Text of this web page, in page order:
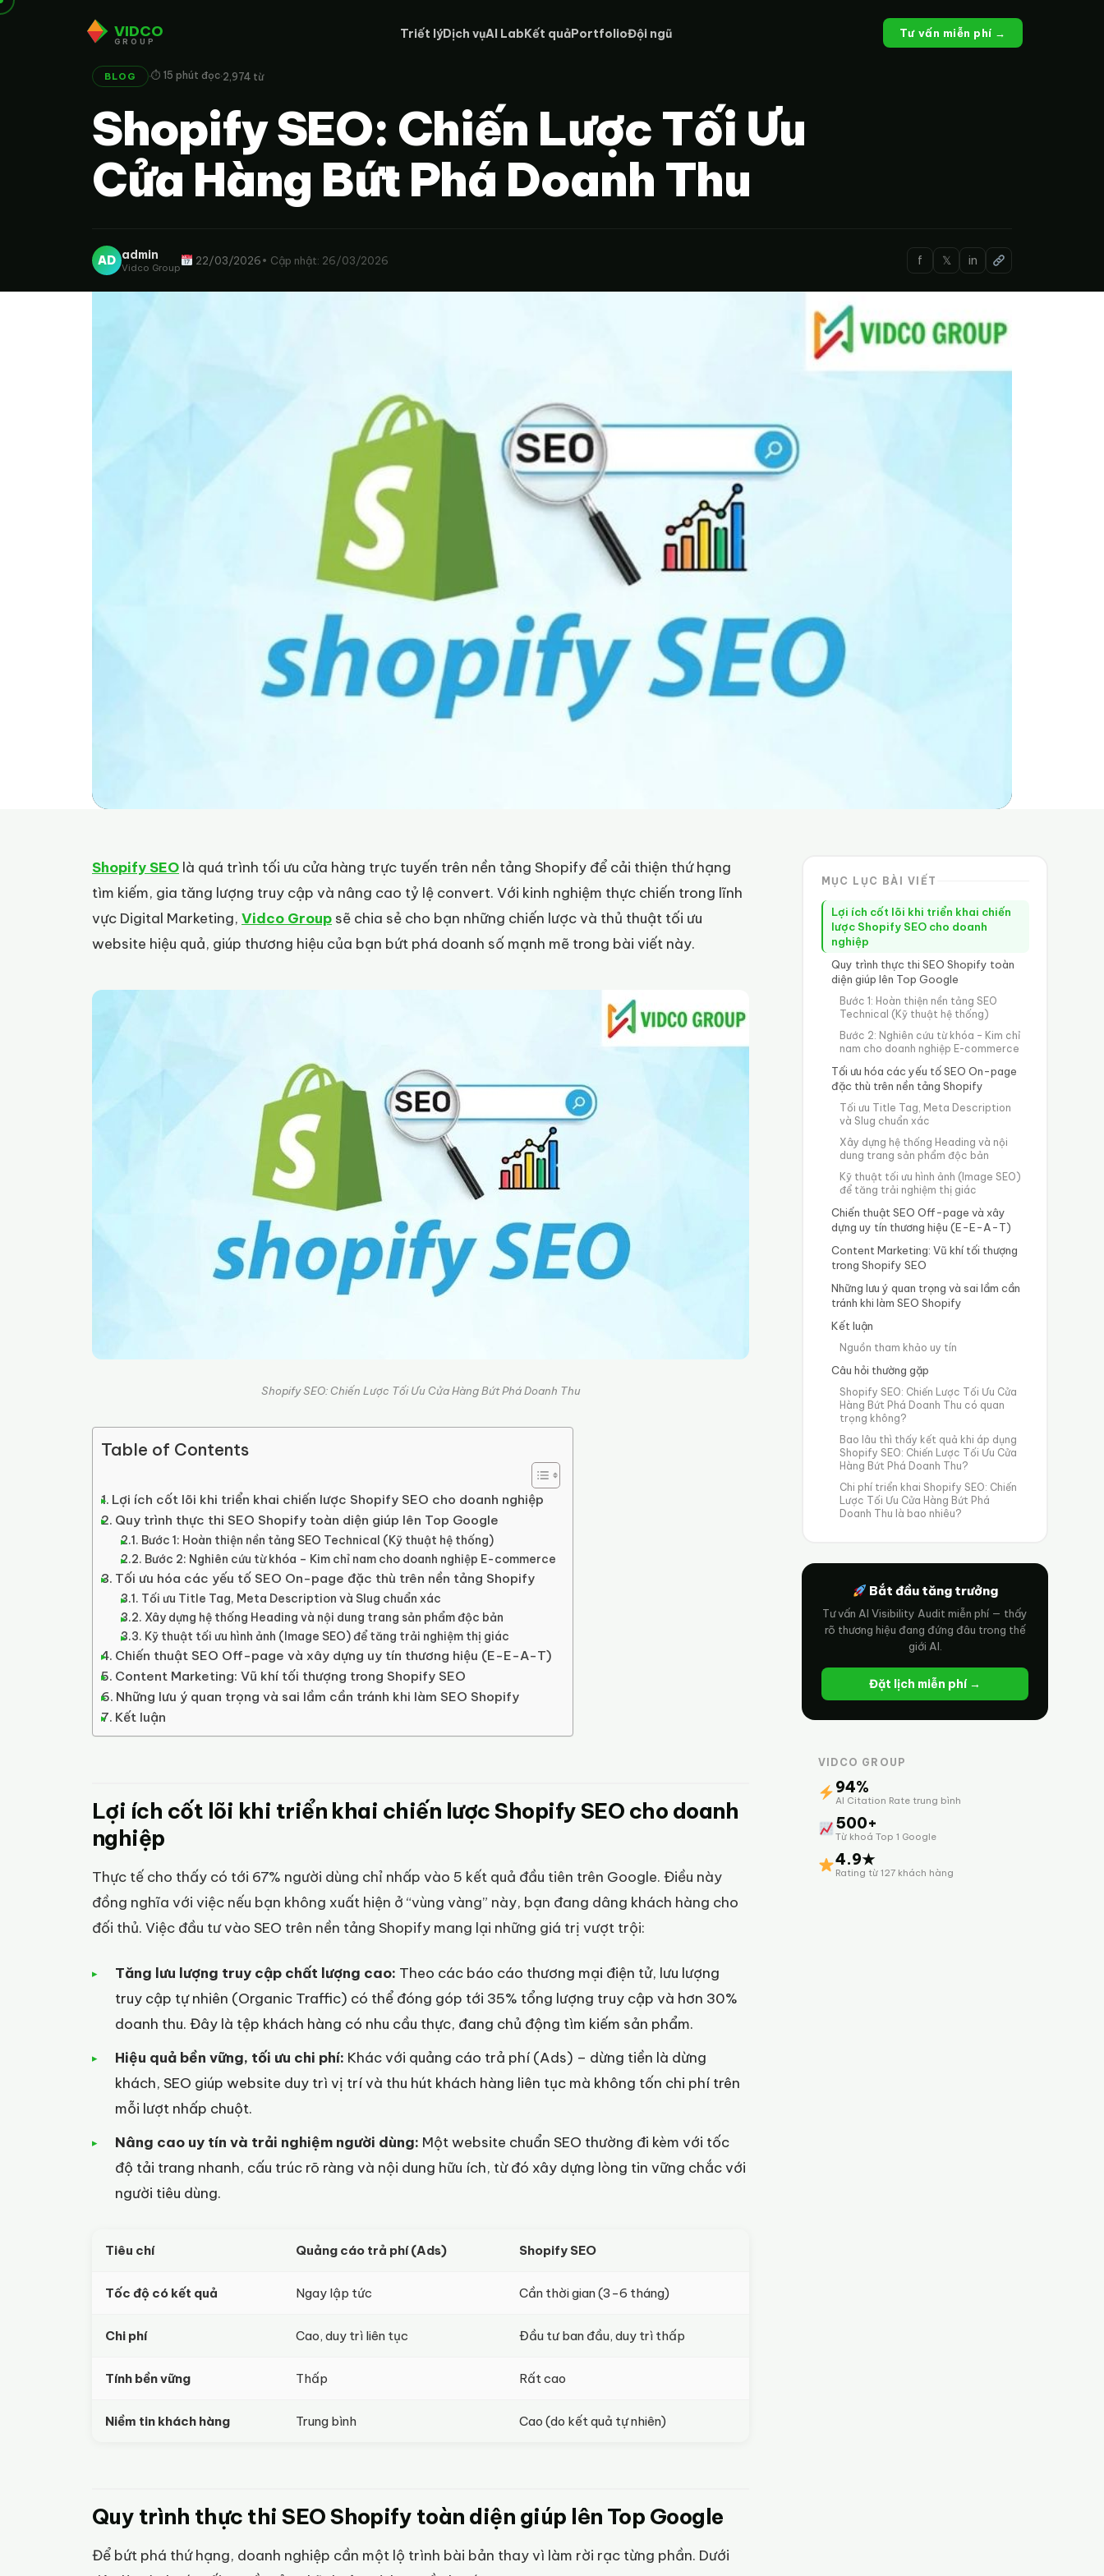
VIDCO
GROUP
Triết lýDịch vụAI LabKết quảPortfolioĐội ngũ Tư vấn miễn phí →
BLOG ·⏱ 15 phút đọc·2,974 từ
Shopify SEO: Chiến Lược Tối Ưu
Cửa Hàng Bứt Phá Doanh Thu
AD admin
Vidco Group
22/03/2026• Cập nhật: 26/03/2026 f 𝕏 in
Shopify SEO là quá trình tối ưu cửa hàng trực tuyến trên nền tảng Shopify để cải thiện thứ hạng
tìm kiếm, gia tăng lượng truy cập và nâng cao tỷ lệ convert. Với kinh nghiệm thực chiến trong lĩnh
vực Digital Marketing, Vidco Group sẽ chia sẻ cho bạn những chiến lược và thủ thuật tối ưu
website hiệu quả, giúp thương hiệu của bạn bứt phá doanh số mạnh mẽ trong bài viết này.
Shopify SEO: Chiến Lược Tối Ưu Cửa Hàng Bứt Phá Doanh Thu
Table of Contents
Lợi ích cốt lõi khi triển khai chiến lược Shopify SEO cho doanh nghiệp
Quy trình thực thi SEO Shopify toàn diện giúp lên Top Google
Bước 1: Hoàn thiện nền tảng SEO Technical (Kỹ thuật hệ thống)
Bước 2: Nghiên cứu từ khóa – Kim chỉ nam cho doanh nghiệp E-commerce
Tối ưu hóa các yếu tố SEO On-page đặc thù trên nền tảng Shopify
Tối ưu Title Tag, Meta Description và Slug chuẩn xác
Xây dựng hệ thống Heading và nội dung trang sản phẩm độc bản
Kỹ thuật tối ưu hình ảnh (Image SEO) để tăng trải nghiệm thị giác
Chiến thuật SEO Off-page và xây dựng uy tín thương hiệu (E-E-A-T)
Content Marketing: Vũ khí tối thượng trong Shopify SEO
Những lưu ý quan trọng và sai lầm cần tránh khi làm SEO Shopify
Kết luận
Lợi ích cốt lõi khi triển khai chiến lược Shopify SEO cho doanh
nghiệp
Thực tế cho thấy có tới 67% người dùng chỉ nhấp vào 5 kết quả đầu tiên trên Google. Điều này
đồng nghĩa với việc nếu bạn không xuất hiện ở “vùng vàng” này, bạn đang dâng khách hàng cho
đối thủ. Việc đầu tư vào SEO trên nền tảng Shopify mang lại những giá trị vượt trội:
Tăng lưu lượng truy cập chất lượng cao: Theo các báo cáo thương mại điện tử, lưu lượng
truy cập tự nhiên (Organic Traffic) có thể đóng góp tới 35% tổng lượng truy cập và hơn 30%
doanh thu. Đây là tệp khách hàng có nhu cầu thực, đang chủ động tìm kiếm sản phẩm.
Hiệu quả bền vững, tối ưu chi phí: Khác với quảng cáo trả phí (Ads) – dừng tiền là dừng
khách, SEO giúp website duy trì vị trí và thu hút khách hàng liên tục mà không tốn chi phí trên
mỗi lượt nhấp chuột.
Nâng cao uy tín và trải nghiệm người dùng: Một website chuẩn SEO thường đi kèm với tốc
độ tải trang nhanh, cấu trúc rõ ràng và nội dung hữu ích, từ đó xây dựng lòng tin vững chắc với
người tiêu dùng.
Tiêu chí Quảng cáo trả phí (Ads) Shopify SEO
Tốc độ có kết quả Ngay lập tức Cần thời gian (3-6 tháng)
Chi phí Cao, duy trì liên tục Đầu tư ban đầu, duy trì thấp
Tính bền vững Thấp Rất cao
Niềm tin khách hàng Trung bình Cao (do kết quả tự nhiên)
Quy trình thực thi SEO Shopify toàn diện giúp lên Top Google
Để bứt phá thứ hạng, doanh nghiệp cần một lộ trình bài bản thay vì làm rời rạc từng phần. Dưới
MỤC LỤC BÀI VIẾT
Lợi ích cốt lõi khi triển khai chiến
lược Shopify SEO cho doanh
nghiệp
Quy trình thực thi SEO Shopify toàn
diện giúp lên Top Google
Bước 1: Hoàn thiện nền tảng SEO
Technical (Kỹ thuật hệ thống)
Bước 2: Nghiên cứu từ khóa – Kim chỉ
nam cho doanh nghiệp E-commerce
Tối ưu hóa các yếu tố SEO On-page
đặc thù trên nền tảng Shopify
Tối ưu Title Tag, Meta Description
và Slug chuẩn xác
Xây dựng hệ thống Heading và nội
dung trang sản phẩm độc bản
Kỹ thuật tối ưu hình ảnh (Image SEO)
để tăng trải nghiệm thị giác
Chiến thuật SEO Off-page và xây
dựng uy tín thương hiệu (E-E-A-T)
Content Marketing: Vũ khí tối thượng
trong Shopify SEO
Những lưu ý quan trọng và sai lầm cần
tránh khi làm SEO Shopify
Kết luận
Nguồn tham khảo uy tín
Câu hỏi thường gặp
Shopify SEO: Chiến Lược Tối Ưu Cửa
Hàng Bứt Phá Doanh Thu có quan
trọng không?
Bao lâu thì thấy kết quả khi áp dụng
Shopify SEO: Chiến Lược Tối Ưu Cửa
Hàng Bứt Phá Doanh Thu?
Chi phí triển khai Shopify SEO: Chiến
Lược Tối Ưu Cửa Hàng Bứt Phá
Doanh Thu là bao nhiêu?
Bắt đầu tăng trưởng
Tư vấn AI Visibility Audit miễn phí — thấy
rõ thương hiệu đang đứng đâu trong thế
giới AI.
Đặt lịch miễn phí →
VIDCO GROUP
94%
AI Citation Rate trung bình
500+
Từ khoá Top 1 Google
4.9★
Rating từ 127 khách hàng